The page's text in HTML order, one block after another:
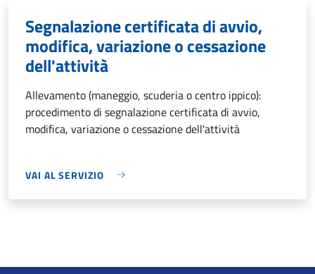
Segnalazione certificata di avvio,
modifica, variazione o cessazione
dell'attività
Allevamento (maneggio, scuderia o centro ippico):
procedimento di segnalazione certificata di avvio,
modifica, variazione o cessazione dell'attività
VAI AL SERVIZIO